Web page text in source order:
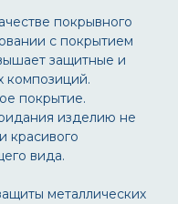
покрывного
с покрытием
защитные и
композиций.
покрытие.
изделию не
красивого
вида.
металлических